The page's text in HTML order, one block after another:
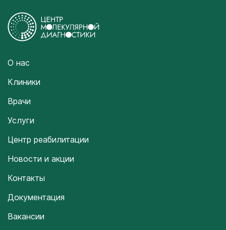
О нас
Клиники
Врачи
Услуги
Центр реабилитации
Новости и акции
Контакты
Документация
Вакансии